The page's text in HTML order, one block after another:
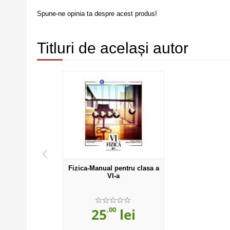
Spune-ne opinia ta despre acest produs!
Titluri de același autor
‹
Fizica-Manual pentru clasa a
VI-a
25,00 lei